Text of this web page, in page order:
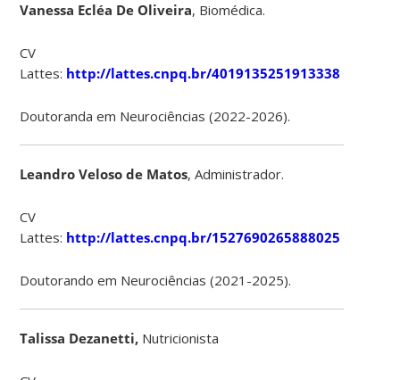
Vanessa Ecléa De Oliveira, Biomédica.
CV
Lattes: http://lattes.cnpq.br/4019135251913338
Doutoranda em Neurociências (2022-2026).
Leandro Veloso de Matos, Administrador.
CV
Lattes: http://lattes.cnpq.br/1527690265888025
Doutorando em Neurociências (2021-2025).
Talissa Dezanetti, Nutricionista